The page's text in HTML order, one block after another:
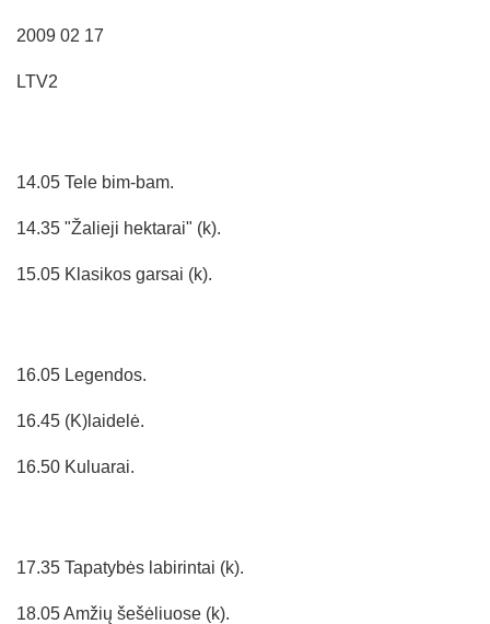
2009 02 17
LTV2
14.05 Tele bim-bam.
14.35 "Žalieji hektarai" (k).
15.05 Klasikos garsai (k).
16.05 Legendos.
16.45 (K)laidelė.
16.50 Kuluarai.
17.35 Tapatybės labirintai (k).
18.05 Amžių šešėliuose (k).